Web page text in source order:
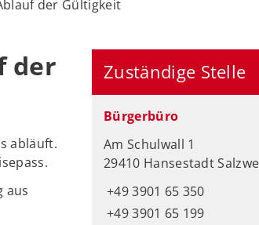
der Gültigkeit
der
abläuft.
aus
Zuständige Stelle
Bürgerbüro
Am Schulwall 1
29410 Hansestadt
+49 3901 65 350
+49 3901 65 199